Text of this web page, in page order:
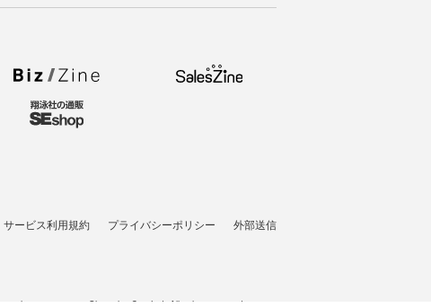
サービス利用規約 プライバシーポリシー 外部送信